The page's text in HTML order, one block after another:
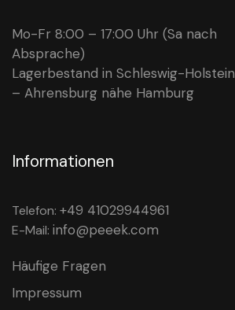
Mo-Fr 8:00 – 17:00 Uhr (Sa nach
Absprache)
Lagerbestand in Schleswig-Holstein
– Ahrensburg nähe Hamburg
Informationen
Telefon: +49 41029944961
E-Mail: info@peeek.com
Häufige Fragen
Impressum